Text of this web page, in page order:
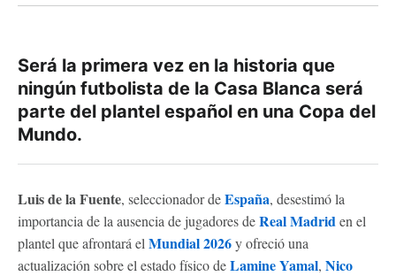
Será la primera vez en la historia que
ningún futbolista de la Casa Blanca será
parte del plantel español en una Copa del
Mundo.
Luis de la Fuente, seleccionador deEspaña, desestimó la
importancia de la ausencia de jugadores deReal Madriden el
plantel que afrontará el Mundial 2026y ofreció una
actualización sobre el estado físico deLamine Yamal, Nico